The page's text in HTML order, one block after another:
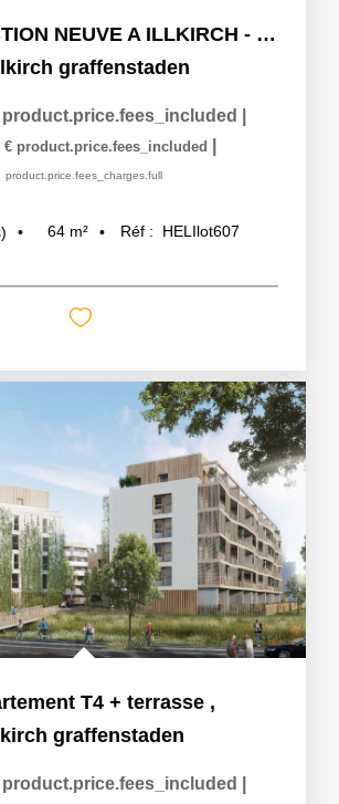
CONSTRUCTION NEUVE A ILLKIRCH - QUARTIER LES PRAIRIES DU...
graffenstaden
product.price.fees_included
€ product.price.fees_included
product.price.fees_charges.full
64 m² Réf : HELIlot607
T4 + terrasse ,
graffenstaden
product.price.fees_included